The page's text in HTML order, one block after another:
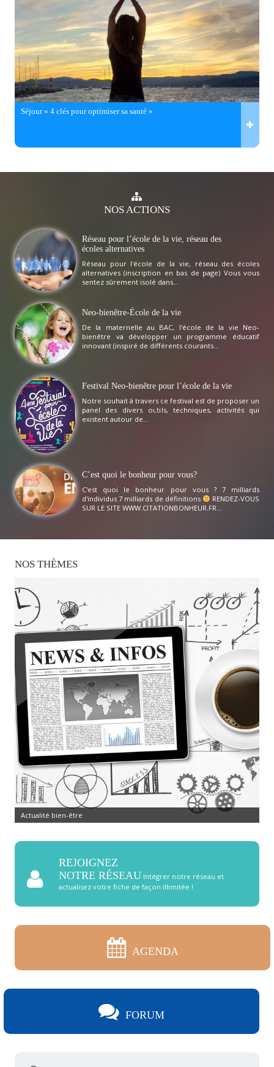
Séjour « 4 clés pour optimiser sa santé »
NOSACTIONS
Réseau pour l’école de la vie, réseau des
écoles alternatives
Réseau pour l'école de la vie, réseau des écoles
alternatives (inscription en bas de page) Vous vous
sentez sûrement isolé dans...
Neo-bienêtre-École de la vie
De la maternelle au BAC, l'école de la vie Neo-
bienêtre va développer un programme éducatif
innovant (inspiré de différents courants...
Festival Neo-bienêtre pour l’école de la vie
Notre souhait à travers ce festival est de proposer un
panel des divers outils, techniques, activités qui
existent autour de...
C’est quoi le bonheur pour vous?
C'est quoi le bonheur pour vous ? 7 milliards
d'individus 7 milliards de définitions
RENDEZ-VOUS
SUR LE SITE WWW.CITATIONBONHEUR.FR...
NOS THÈMES
Développement personnel
REJOIGNEZ
NOTRE RÉSEAU Intégrer notre réseau et
actualisez votre fiche de façon illimitée !
AGENDA
FORUM